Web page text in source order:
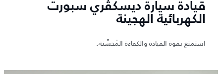
قيادة سيارة ديسكڤري سبورت
الكهربائية الهجينة
استمتع بقوة القيادة والكفاءة المُحسَّنة.